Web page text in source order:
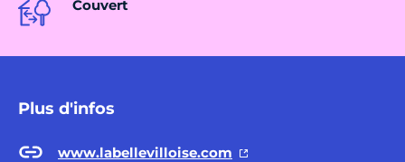
Couvert
Plus d'infos
www.labellevilloise.com